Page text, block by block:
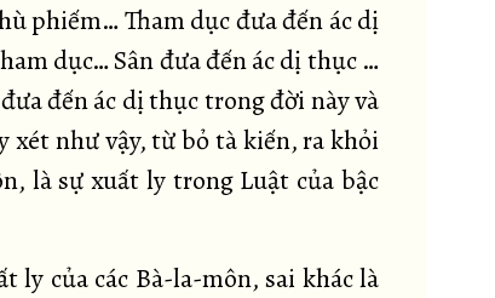
phiếm… Tham dục đưa đến ác dị
dục… Sân đưa đến ác dị thục …
đến ác dị thục trong đời này và
xét như vậy, từ bỏ tà kiến, ra khỏi
là sự xuất ly trong Luật của bậc
ly của các Bà-la-môn, sai khác là